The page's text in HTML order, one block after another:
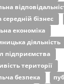
бізнес
економіка
діяльність
підприємства
території
безпека